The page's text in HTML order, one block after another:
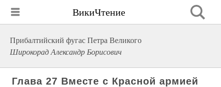
ВикиЧтение
Прибалтийский фугас Петра Великого
Широкорад Александр Борисович
Глава 27 Вместе с Красной армией